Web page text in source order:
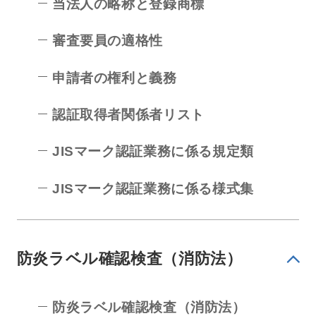
当法人の略称と登録商標
審査要員の適格性
申請者の権利と義務
認証取得者関係者リスト
JISマーク認証業務に係る規定類
JISマーク認証業務に係る様式集
防炎ラベル確認検査（消防法）
防炎ラベル確認検査（消防法）